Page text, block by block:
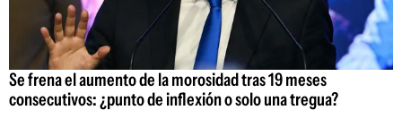
Se frena el aumento de la morosidad tras 19 meses
consecutivos: ¿punto de inflexión o solo una tregua?